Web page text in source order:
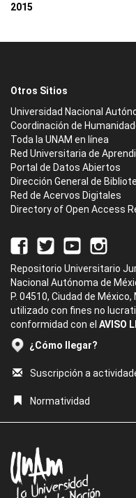
2015
Otros Sitios
Universidad Nacional
Coordinación de
Toda la UNAM en línea
Red Universitaria de
Portal de Datos Abiertos
Dirección General de
Red de Acervos Digitales
Directory of Open Access
Repositorio Universitario
Nacional Autónoma de
P. 04510, Ciudad de
utilizado con fines no
conformidad con el AVISO
¿Cómo llegar?
Suscripción a
Normatividad